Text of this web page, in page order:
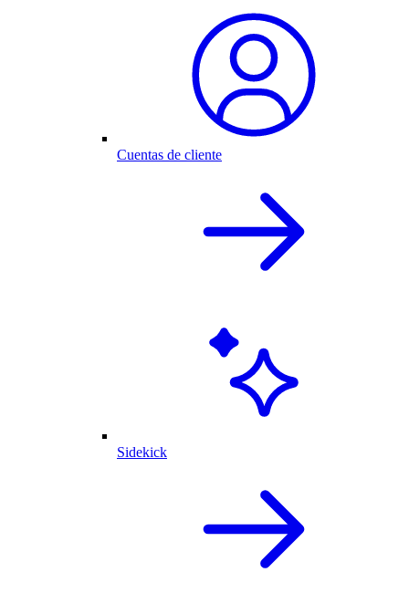
Cuentas de cliente
Sidekick